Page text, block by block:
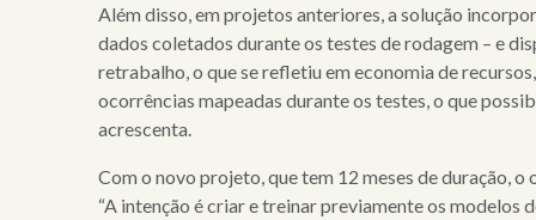
Além disso, em projetos anteriores, a solução
dados coletados durante os testes de rodagem – e
retrabalho, o que se refletiu em economia de
ocorrências mapeadas durante os testes, o que
acrescenta.
Com o novo projeto, que tem 12 meses de duração,
“A intenção é criar e treinar previamente os modelos